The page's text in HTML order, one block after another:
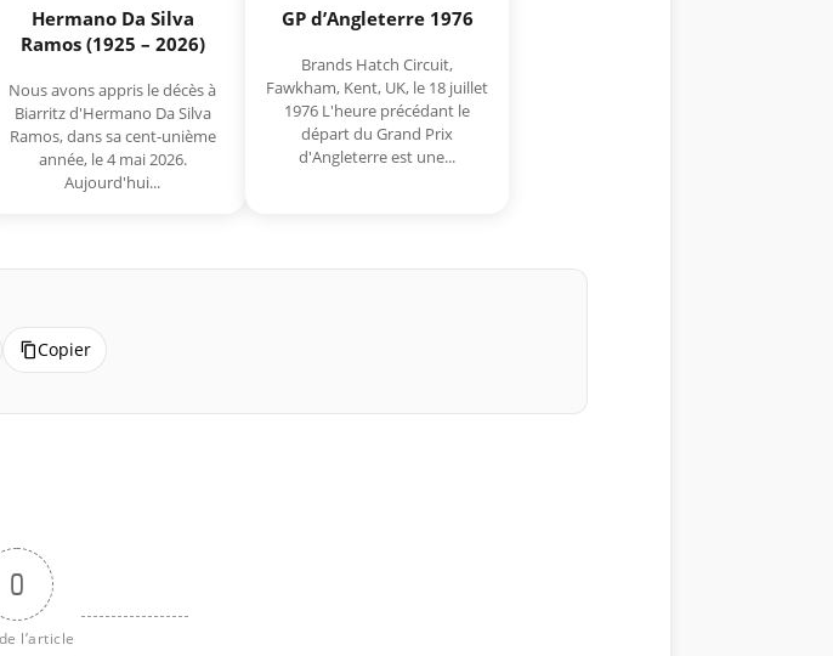
Hermano Da Silva
Ramos (1925 – 2026)
Nous avons appris le décès à
Biarritz d'Hermano Da Silva
Ramos, dans sa cent-unième
année, le 4 mai 2026.
Aujourd'hui...
GP d’Angleterre 1976
Brands Hatch Circuit,
Fawkham, Kent, UK, le 18 juillet
1976 L'heure précédant le
départ du Grand Prix
d'Angleterre est une...
Copier
0
l’article